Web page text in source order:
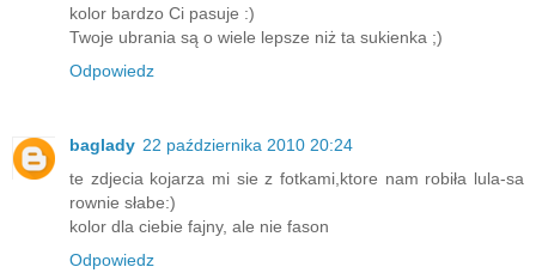
kolor bardzo Ci pasuje :)
Twoje ubrania są o wiele lepsze niż ta sukienka ;)
Odpowiedz
baglady 22 października 2010 20:24
te zdjecia kojarza mi sie z fotkami,ktore nam robiła lula-sa
rownie słabe:)
kolor dla ciebie fajny, ale nie fason
Odpowiedz